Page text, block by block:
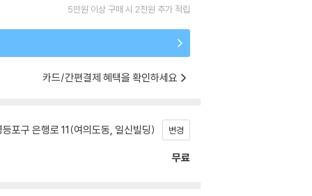
5만원 이상 구매 시 2천원 추가 적립
카드/간편결제 혜택을 확인하세요
포구 은행로 11(여의도동, 일신빌딩) 변경
무료